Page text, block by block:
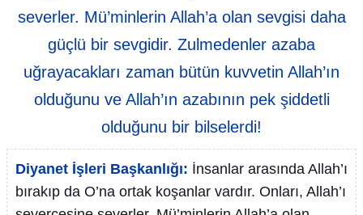
severler. Mü’minlerin Allah’a olan sevgisi daha
güçlü bir sevgidir. Zulmedenler azaba
uğrayacakları zaman bütün kuvvetin Allah’ın
olduğunu ve Allah’ın azabının pek şiddetli
olduğunu bir bilselerdi!
Diyanet İşleri Başkanlığı: İnsanlar arasında Allah’ı
bırakıp da O’na ortak koşanlar vardır. Onları, Allah’ı